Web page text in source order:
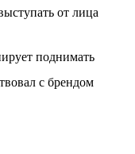
от лица
поднимать
с брендом